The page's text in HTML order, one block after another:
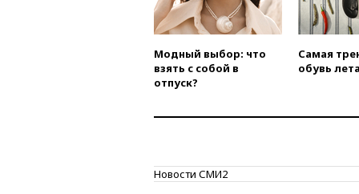
Модный выбор: что
взять с собой в
отпуск?
Самая
обувь
Новости СМИ2